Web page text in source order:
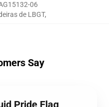
06
de LBGT,
Say
Pride Flag